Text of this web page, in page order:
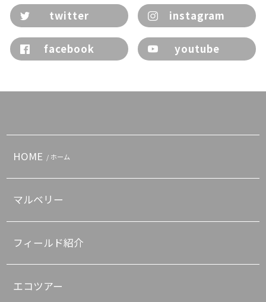
twitter instagram
facebook youtube
HOME / ホーム
マルベリー
フィールド紹介
エコツアー